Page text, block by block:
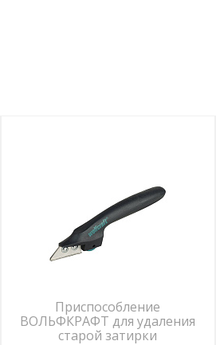
Приспособление
ВОЛЬФКРАФТ для удаления
старой затирки